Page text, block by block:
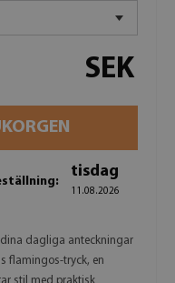
SEK
tisdag
11.08.2026
dagliga anteckningar
flamingos-tryck, en